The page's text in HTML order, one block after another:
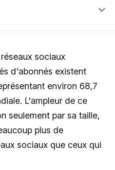
réseaux sociaux
d'abonnés existent
environ 68,7
L'ampleur de ce
seulement par sa taille,
plus de
sociaux que ceux qui